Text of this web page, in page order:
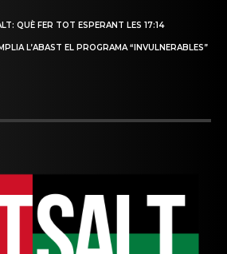
QUÈ FER TOT ESPERANT LES 17:14
L’ABAST EL PROGRAMA “INVULNERABLES”